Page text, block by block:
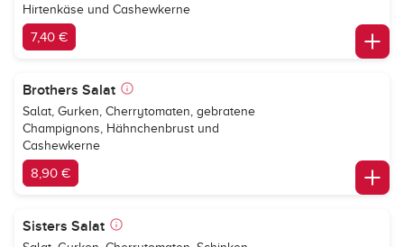
Hirtenkäse und Cashewkerne
7,40 €
Brothers Salat
Salat, Gurken, Cherrytomaten, gebratene
Champignons, Hähnchenbrust und
Cashewkerne
8,90 €
Sisters Salat